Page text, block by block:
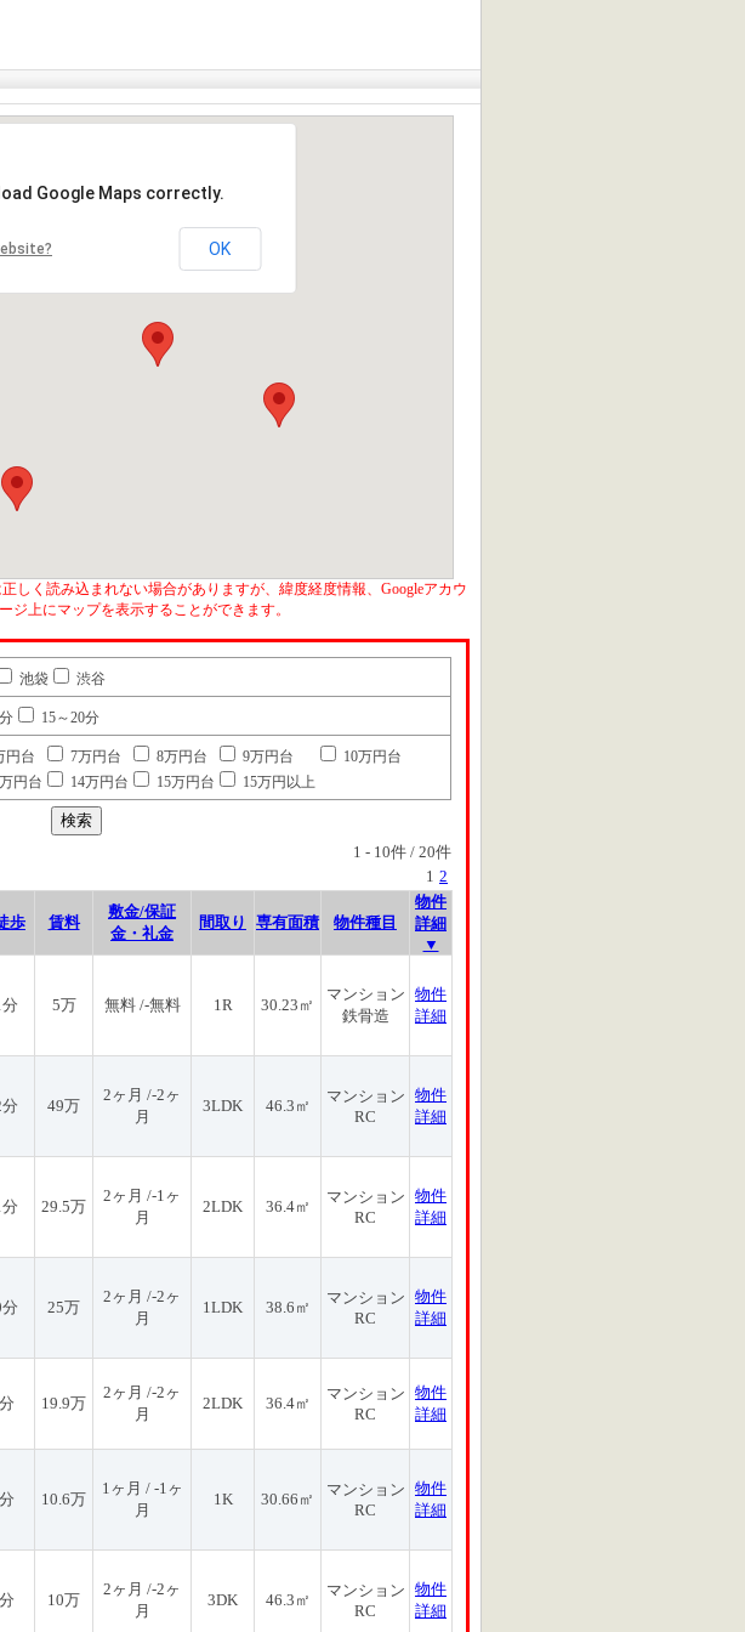
Google Maps correctly.
OK
しく読み込まれない場合がありますが、緯度経度情報、Googleアカウ
上にマップを表示することができます。
池袋 渋谷
15～20分
円台 7万円台 8万円台 9万円台
10万円台
円台 14万円台 15万円台 15万円以上
1 - 10件 / 20件
1 2
歩 賃料
敷金/保証
金・礼金
間取り 専有面積 物件種目
物件
詳細
▼
5万 無料 /-無料 1R 30.23㎡
マンション
鉄骨造
物件
詳細
49万
2ヶ月 /-2ヶ
月
3LDK 46.3㎡
マンション
RC
物件
詳細
29.5万
2ヶ月 /-1ヶ
月
2LDK 36.4㎡
マンション
RC
物件
詳細
25万
2ヶ月 /-2ヶ
月
1LDK 38.6㎡
マンション
RC
物件
詳細
19.9万
2ヶ月 /-2ヶ
月
2LDK 36.4㎡
マンション
RC
物件
詳細
10.6万
1ヶ月 / -1ヶ
月
1K 30.66㎡
マンション
RC
物件
詳細
10万
2ヶ月 /-2ヶ
月
3DK 46.3㎡
マンション
RC
物件
詳細